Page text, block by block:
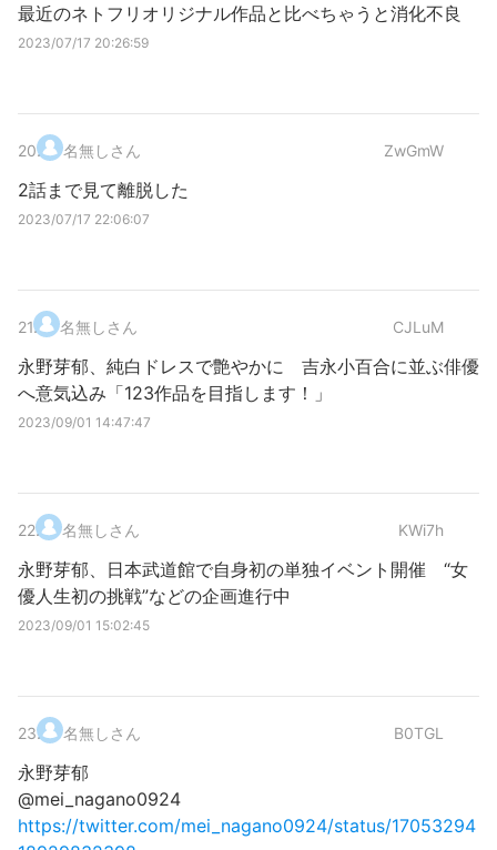
最近のネトフリオリジナル作品と比べちゃうと消化不良
2023/07/17 20:26:59
20. 名無しさん ZwGmW
2話まで見て離脱した
2023/07/17 22:06:07
21. 名無しさん CJLuM
永野芽郁、純白ドレスで艶やかに 吉永小百合に並ぶ俳優
へ意気込み「123作品を目指します！」
2023/09/01 14:47:47
22. 名無しさん KWi7h
永野芽郁、日本武道館で自身初の単独イベント開催 “女
優人生初の挑戦”などの企画進行中
2023/09/01 15:02:45
23. 名無しさん B0TGL
永野芽郁
@mei_nagano0924
https://twitter.com/mei_nagano0924/status/17053294